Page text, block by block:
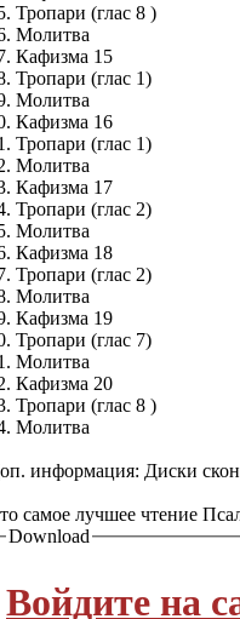
Тропари (глас 8 )
Молитва
Кафизма 15
Тропари (глас 1)
Молитва
Кафизма 16
Тропари (глас 1)
Молитва
Кафизма 17
Тропари (глас 2)
Молитва
Кафизма 18
Тропари (глас 2)
Молитва
Кафизма 19
Тропари (глас 7)
Молитва
Кафизма 20
Тропари (глас 8 )
Молитва
информация: Диски
самое лучшее чтение
Download
Войдите на